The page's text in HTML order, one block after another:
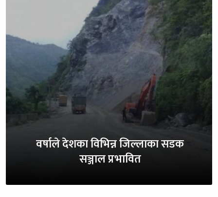
वर्षाले देशका विभिन्न जिल्लाका सडक
सञ्जाल प्रभावित